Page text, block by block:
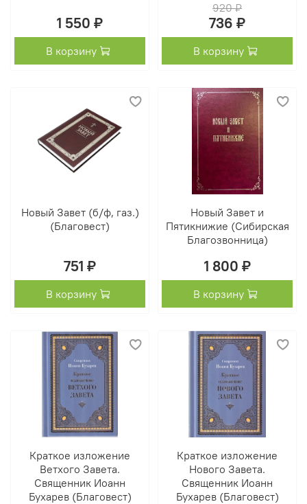
1 550 ₽
В корзину
920 ₽
736 ₽
В корзину
Новый Завет (б/ф, газ.)
(Благовест)
751 ₽
В корзину
Новый Завет и
Пятикнижие (Сибирская
Благозвонница)
1 800 ₽
В корзину
Краткое изложение
Ветхого Завета.
Священник Иоанн
Бухарев (Благовест)
Краткое изложение
Нового Завета.
Священник Иоанн
Бухарев (Благовест)